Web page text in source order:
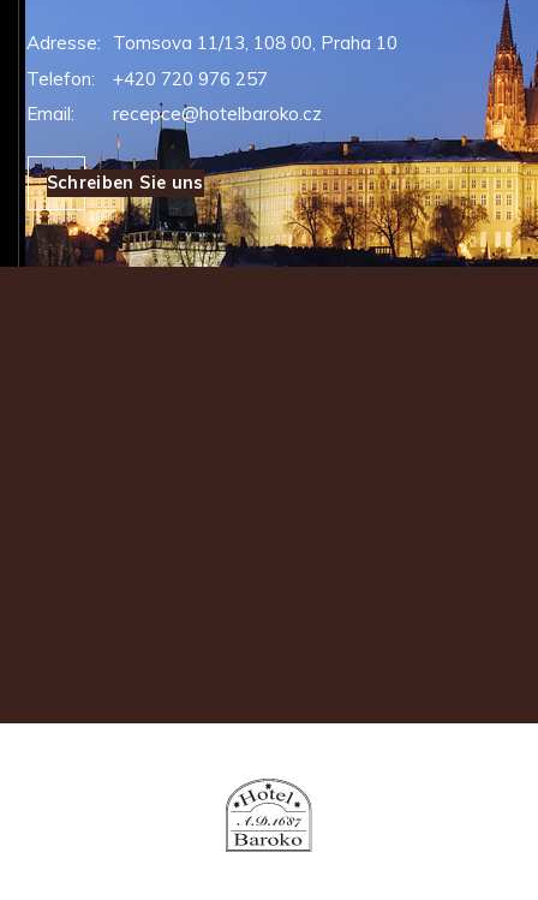
Adresse:
Tomsova 11/13, 108 00, Praha 10
Telefon:
+420 720 976 257
Email:
recepce@hotelbaroko.cz
Schreiben Sie uns